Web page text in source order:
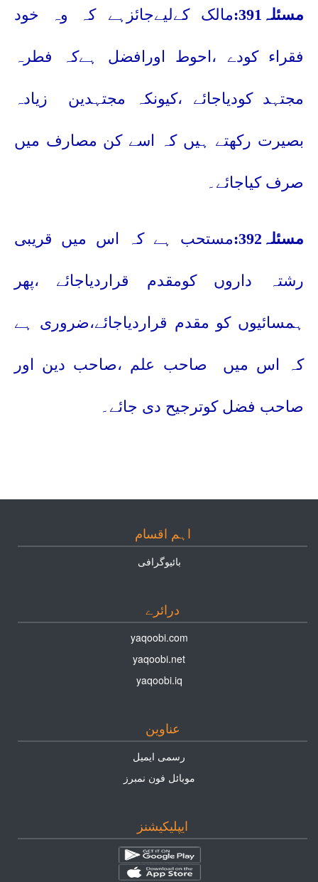
مسئلہ391: مالک کےلیےجائزہے کہ وہ خود
فقراء کودے ،احوط اورافضل ہےکہ فطرہ
مجتہد کودیاجائے ،کیونکہ مجتہدین زیادہ
بصیرت رکھتے ہیں کہ اسے کن مصارف میں
صرف کیاجائے۔
مسئلہ392: مستحب ہے کہ اس میں قریبی
رشتہ داروں کومقدم قراردیاجائے ،پھر
ہمسائیوں کو مقدم قراردیاجائے،ضروری ہے
کہ اس میں صاحب علم ،صاحب دین اور
صاحب فضل کوترجیح دی جائے۔
اہم اقسام
بائيوگرافى
درائرے
yaqoobi.com
yaqoobi.net
yaqoobi.iq
عناوين
رسمى ايميل
موبائل فون نمبرز
ايپليكيشنز